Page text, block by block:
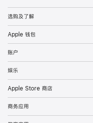
选购及了解
Apple 钱包
账户
娱乐
Apple Store 商店
商务应用